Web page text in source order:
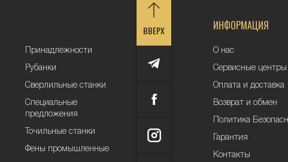
Принадлежности
Рубанки
Сверлильные станки
Специальные
предложения
Точильные станки
Фены промышленные
ВВЕРХ ИНФОРМАЦИЯ
О нас
Сервисные центры
Оплата и доставка
Возврат и обмен
Политика
Гарантия
Контакты